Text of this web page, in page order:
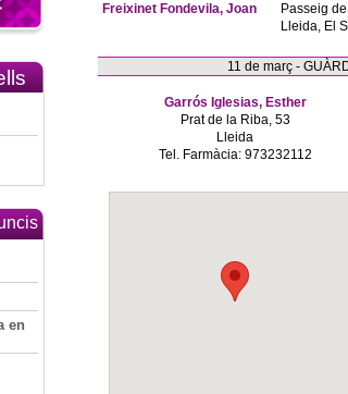
en
Freixinet Fondevila, Joan
Passeig
Lleida, El
11 de març -
Garrós Iglesias, Esther
Prat de la Riba, 53
Lleida
Tel. Farmàcia: 973232112